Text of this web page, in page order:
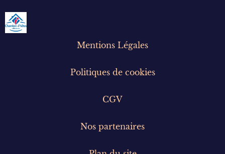
Mentions Légales
Politiques de cookies
CGV
Nos partenaires